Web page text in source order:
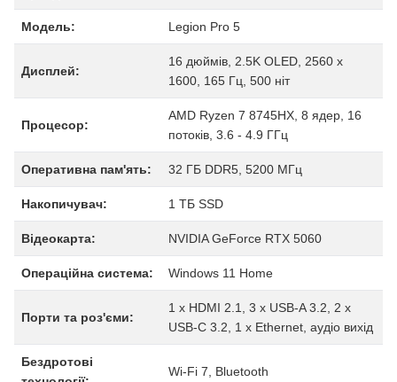
Модель: Legion Pro 5
Дисплей:
16 дюймів, 2.5K OLED, 2560 x
1600, 165 Гц, 500 ніт
Процесор:
AMD Ryzen 7 8745HX, 8 ядер, 16
потоків, 3.6 - 4.9 ГГц
Оперативна пам'ять: 32 ГБ DDR5, 5200 МГц
Накопичувач: 1 ТБ SSD
Відеокарта: NVIDIA GeForce RTX 5060
Операційна система: Windows 11 Home
Порти та роз'єми:
1 x HDMI 2.1, 3 x USB-A 3.2, 2 x
USB-C 3.2, 1 x Ethernet, аудіо вихід
Бездротові
Wi-Fi 7, Bluetooth